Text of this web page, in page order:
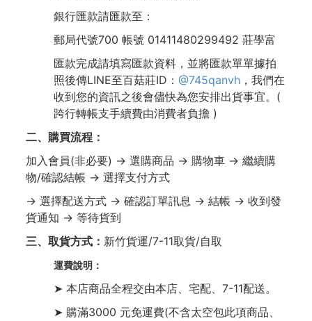
銀行匯款請匯款至：
郵局代號700 帳號 01411480299492 莊學富
匯款完成請填寫匯款資料，並將匯款單單據拍
照後傳LINE至百菇莊ID： @745qanvh，我們在
收到您的資訊之後會儘快為您安排出貨事宜。(
跨行轉帳支手續費由消費者負擔 )
二、購買流程：
加入會員(非必要) → 選購商品 → 購物車 → 繼續購
物/確認結帳 → 選擇支付方式
→ 選擇配送方式 → 確認訂單訊息 → 結帳 → 收到發
貨通知 → 等待貨到
三、取貨方式： 新竹貨運/7-11取貨/自取
運費說明：
➤ 本店商品全程交由本店、宅配、7-11配送。
➤ 購滿3000 元免運費(不含太空包此項商品、